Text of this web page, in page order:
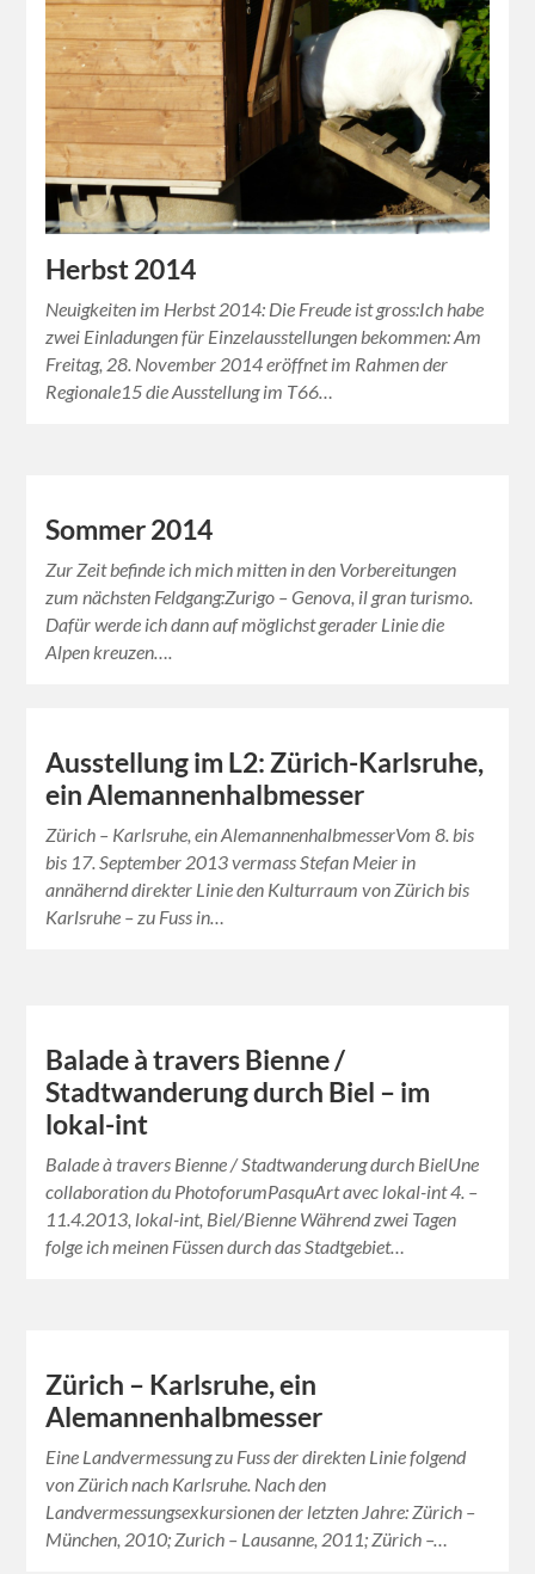
Herbst 2014
Neuigkeiten im Herbst 2014: Die Freude ist gross:Ich habe
zwei Einladungen für Einzelausstellungen bekommen: Am
Freitag, 28. November 2014 eröffnet im Rahmen der
Regionale15 die Ausstellung im T66…
Sommer 2014
Zur Zeit befinde ich mich mitten in den Vorbereitungen
zum nächsten Feldgang:Zurigo – Genova, il gran turismo.
Dafür werde ich dann auf möglichst gerader Linie die
Alpen kreuzen….
Ausstellung im L2: Zürich-Karlsruhe,
ein Alemannenhalbmesser
Zürich – Karlsruhe, ein AlemannenhalbmesserVom 8. bis
bis 17. September 2013 vermass Stefan Meier in
annähernd direkter Linie den Kulturraum von Zürich bis
Karlsruhe – zu Fuss in…
Balade à travers Bienne /
Stadtwanderung durch Biel – im
lokal-int
Balade à travers Bienne / Stadtwanderung durch BielUne
collaboration du PhotoforumPasquArt avec lokal-int 4. –
11.4.2013, lokal-int, Biel/Bienne Während zwei Tagen
folge ich meinen Füssen durch das Stadtgebiet…
Zürich – Karlsruhe, ein
Alemannenhalbmesser
Eine Landvermessung zu Fuss der direkten Linie folgend
von Zürich nach Karlsruhe. Nach den
Landvermessungsexkursionen der letzten Jahre: Zürich –
München, 2010; Zurich – Lausanne, 2011; Zürich –…